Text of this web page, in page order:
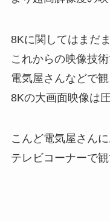
8Kに関してはまだ
これからの映像技
電気屋さんなどで
8Kの大画面映像は圧
こんど電気屋さん
テレビコーナーで